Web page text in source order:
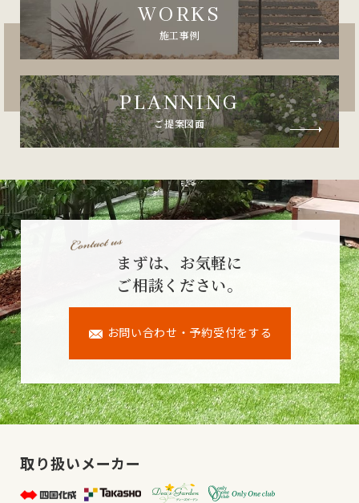
WORKS
施工事例
PLANNING
ご提案図面
まずは、お気軽に
ご相談ください。
お問い合わせ・予約受付をする
取り扱いメーカー